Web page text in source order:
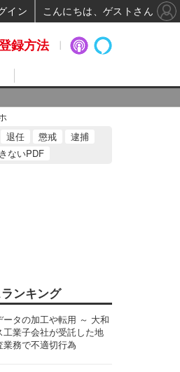
退任 懲戒
逮捕
ないPDF
ンキング
ータの加工や転用 ～ 大和
工業子会社が受託した地
業務で不適切行為
録方法
イン こんにちは、ゲストさん